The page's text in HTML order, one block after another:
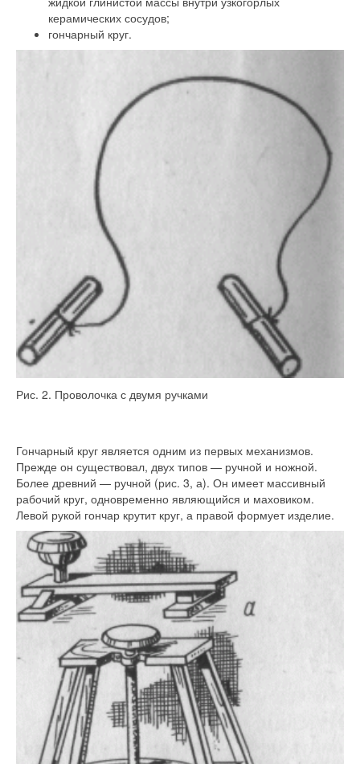
керамических сосудов;
гончарный круг.
Рис. 2. Проволочка с двумя ручками
Гончарный круг является одним из первых механизмов.
Прежде он существовал, двух типов — ручной и ножной.
Более древний — ручной (рис. 3, а). Он имеет массивный
рабочий круг, одновременно являющийся и маховиком.
Левой рукой гончар крутит круг, а правой формует изделие.